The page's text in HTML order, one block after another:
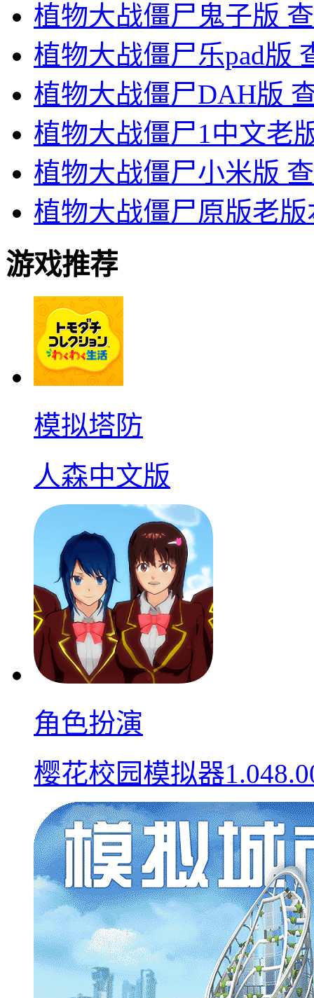
植物大战僵尸鬼子版
植物大战僵尸乐pad版
植物大战僵尸DAH版
植物大战僵尸1中文老
植物大战僵尸小米版
植物大战僵尸原版老版
游戏推荐
模拟塔防
人森中文版
角色扮演
樱花校园模拟器